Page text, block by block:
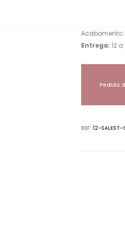
Acabamento:
Entrega: 12
Pedido
REF: 12-SALEST-